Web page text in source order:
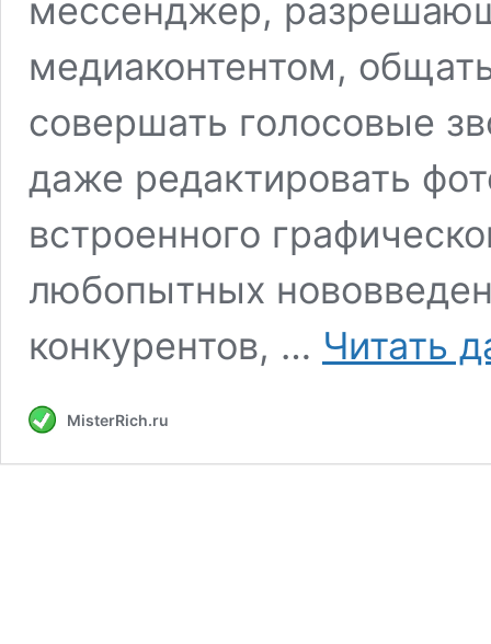
мессенджер,
медиаконтентом,
совершать голосовые
даже редактировать
встроенного
любопытных
конкурентов, … Читать
MisterRich.ru